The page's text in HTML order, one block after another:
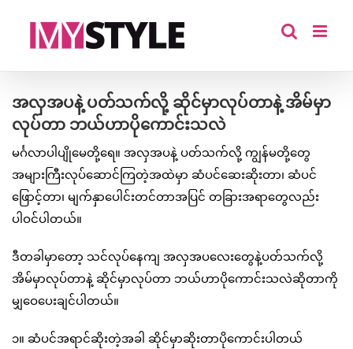
အလှအပနဲ့ ပတ်သက်လို့ ဆိုင်မှာလုပ်တာနဲ့ အိမ်မှာ
လုပ်တာ ဘယ်ဟာပိုကောင်းသလဲ
မင်္ဂလာပါပျိုမေတို့ရေ။ အလှအပနဲ့ ပတ်သက်လို့ ကျွန်မတို့တွေ
အများကြီးလုပ်ဆောင်ကြတဲ့အထဲမှာ ဆံပင်ဆေးဆိုးတာ၊ ဆံပင်
ဖြောင့်တာ၊ မျက်နှာပေါင်းတင်တာအပြင် တခြားအရာတွေလည်း
ပါဝင်ပါတယ်။
ဒီတခါမှာတော့ သင်လုပ်နေကျ အလှအပလေးတွေနဲ့ပတ်သက်လို့
အိမ်မှာလုပ်တာနဲ့ ဆိုင်မှာလုပ်တာ ဘယ်ဟာပိုကောင်းသလဲဆိုတာကို
မျှဝေပေးချင်ပါတယ်။
၁။ ဆံပင်အရာင်ဆိုးတဲ့အခါ ဆိုင်မှာဆိုးတာပိုကောင်းပါတယ်